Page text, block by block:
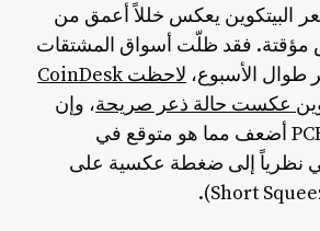
البيتكوين يعكس خللاً أعمق من
مؤقتة. فقد ظلّت أسواق المشتقات
طوال الأسبوع،
لاحظت CoinDesk
عكست حالة ذعر صريحة، وإن
كان قراءة مؤشر PCE أضعف مما هو متوقع في
نظرياً إلى ضغطة عكسية على